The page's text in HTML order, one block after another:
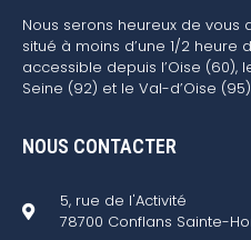
Nous serons heureux de vous
situé à moins d’une 1/2 heure
accessible depuis l’Oise (60),
Seine (92) et le Val-d’Oise
NOUS CONTACTER
5, rue de l'Activité
78700 Conflans Sainte-